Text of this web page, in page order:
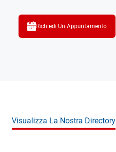
Richiedi Un Appuntamento
Visualizza La Nostra Directory